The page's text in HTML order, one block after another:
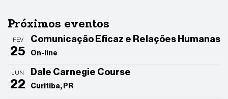
Próximos eventos
FEV
25
Comunicação Eficaz e Relações Humanas
On-line
JUN
22
Dale Carnegie Course
Curitiba, PR